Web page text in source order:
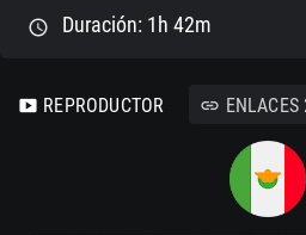
schedule Duración: 1h 42m
smart_display REPRODUCTOR link ENLACES